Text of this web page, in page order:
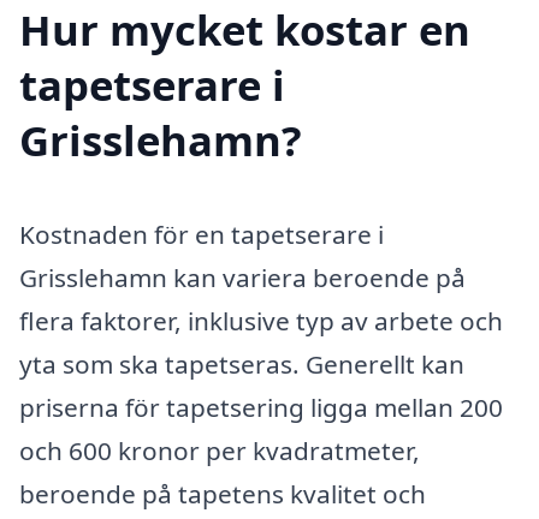
Hur mycket kostar en
tapetserare i
Grisslehamn?
Kostnaden för en tapetserare i
Grisslehamn kan variera beroende på
flera faktorer, inklusive typ av arbete och
yta som ska tapetseras. Generellt kan
priserna för tapetsering ligga mellan 200
och 600 kronor per kvadratmeter,
beroende på tapetens kvalitet och